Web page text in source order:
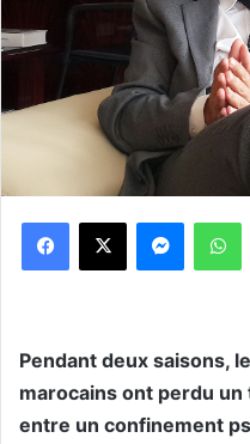
Pendant deux saisons,
marocains ont perdu
entre un confinement